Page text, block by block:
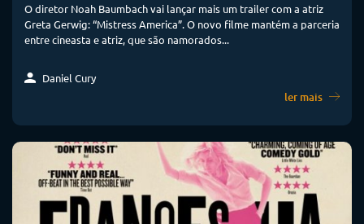
O diretor Noah Baumbach vai lançar mais um trailer com a atriz
Greta Gerwig: “Mistress America”. O novo filme mantém a parceria
entre cineasta e atriz, que são namorados...
Daniel Cury
ler mais